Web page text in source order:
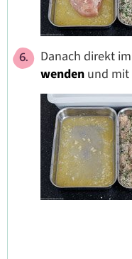
Danach direkt
wenden und mit